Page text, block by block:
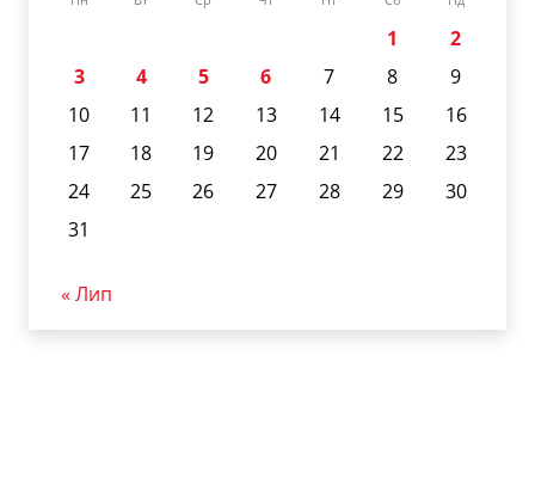
1
2
3
4 5 6 7 8
9
10
11 12 13 14 15
16
17
18 19 20 21 22
23
24
25 26 27 28 29
30
31
« Лип